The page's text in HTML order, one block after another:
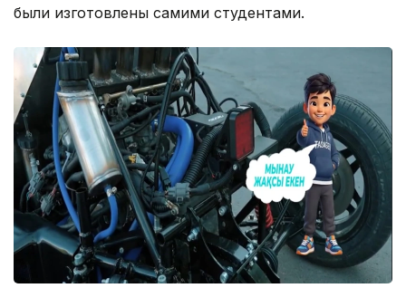
были изготовлены самими студентами.